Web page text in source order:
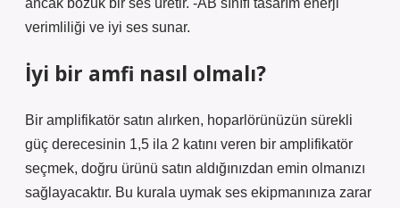
ancak bozuk bir ses üretir. -AB sınıfı tasarım enerji
verimliliği ve iyi ses sunar.
İyi bir amfi nasıl olmalı?
Bir amplifikatör satın alırken, hoparlörünüzün sürekli
güç derecesinin 1,5 ila 2 katını veren bir amplifikatör
seçmek, doğru ürünü satın aldığınızdan emin olmanızı
sağlayacaktır. Bu kurala uymak ses ekipmanınıza zarar